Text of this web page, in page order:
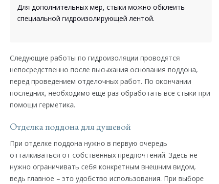
Для дополнительных мер, стыки можно обклеить
специальной гидроизолирующей лентой.
Следующие работы по гидроизоляции проводятся
непосредственно после высыхания основания поддона,
перед проведением отделочных работ. По окончании
последних, необходимо ещё раз обработать все стыки при
помощи герметика.
Отделка поддона для душевой
При отделке поддона нужно в первую очередь
отталкиваться от собственных предпочтений. Здесь не
нужно ограничивать себя конкретным внешним видом,
ведь главное – это удобство использования. При выборе